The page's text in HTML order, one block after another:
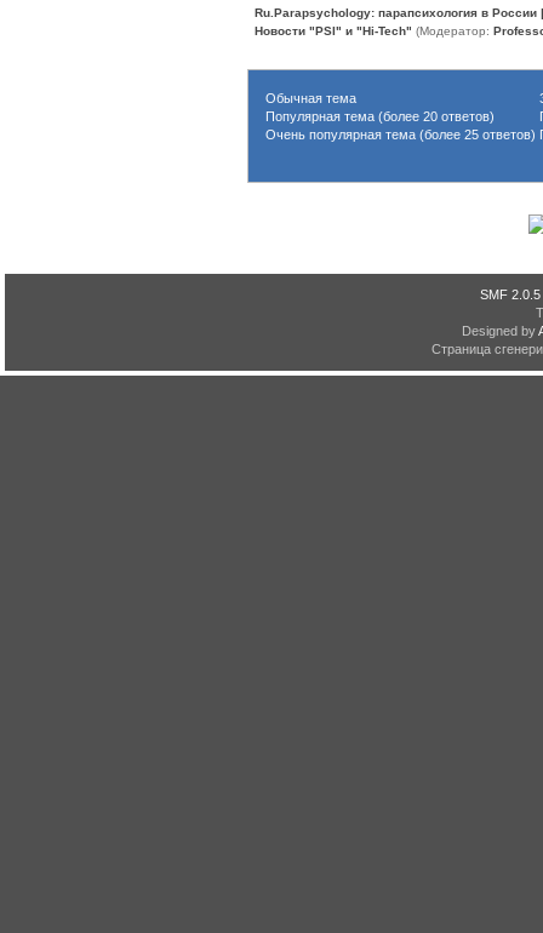
Ru.Parapsychology: парапсихология в
Новости "PSI" и "Hi-Tech" (Модератор:
Обычная тема
Популярная тема (более 20 ответов)
Очень популярная тема (более 25 ответов)
SMF 2.0.5
Designed by
Страница